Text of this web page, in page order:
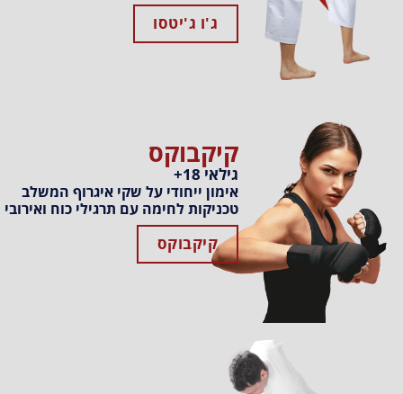
ג'ו ג'יטסו
קיקבוקס
גילאי 18+
אימון ייחודי על שקי איגרוף המשלב
טכניקות לחימה עם תרגילי כוח ואירובי
קיקבוקס